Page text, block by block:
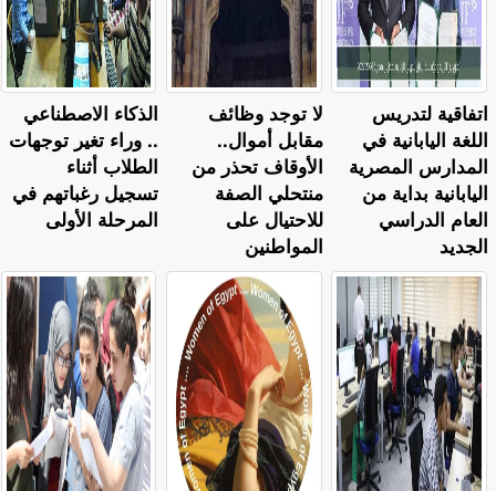
الذكاء الاصطناعي
.. وراء تغير توجهات
الطلاب أثناء
تسجيل رغباتهم في
المرحلة الأولى
لا توجد وظائف
مقابل أموال..
الأوقاف تحذر من
منتحلي الصفة
للاحتيال على
المواطنين
اتفاقية لتدريس
اللغة اليابانية في
المدارس المصرية
اليابانية بداية من
العام الدراسي
الجديد